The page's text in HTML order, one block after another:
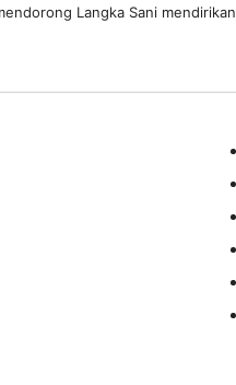
Langka Sani mendirikan